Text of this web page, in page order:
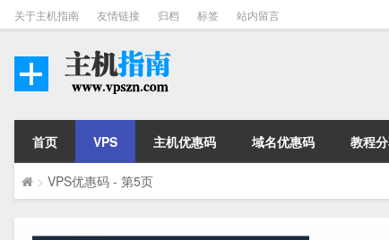
关于主机指南 友情链接 归档 标签 站内留言
首页 VPS 主机优惠码 域名优惠码 教程
> VPS优惠码 - 第5页